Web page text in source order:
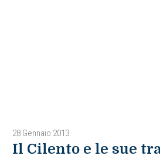
28 Gennaio 2013
Il Cilento e le sue